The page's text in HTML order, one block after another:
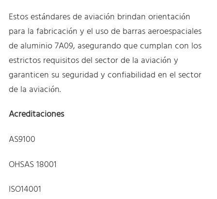
Estos estándares de aviación brindan orientación
para la fabricación y el uso de barras aeroespaciales
de aluminio 7A09, asegurando que cumplan con los
estrictos requisitos del sector de la aviación y
garanticen su seguridad y confiabilidad en el sector
de la aviación.
Acreditaciones
AS9100
OHSAS 18001
ISO14001